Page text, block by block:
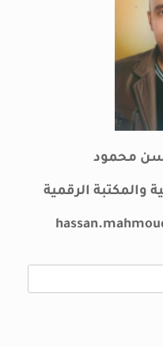
محمود
والمكتبة الرقمية